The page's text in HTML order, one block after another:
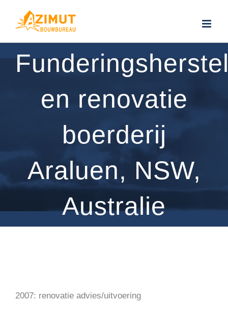
en renovatie
boerderij
Araluen, NSW,
Australie
2007: renovatie advies/uitvoering